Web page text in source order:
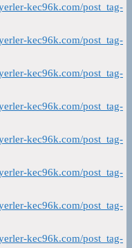
kec96k.com/post_tag-
kec96k.com/post_tag-
kec96k.com/post_tag-
kec96k.com/post_tag-
kec96k.com/post_tag-
kec96k.com/post_tag-
kec96k.com/post_tag-
kec96k.com/post_tag-